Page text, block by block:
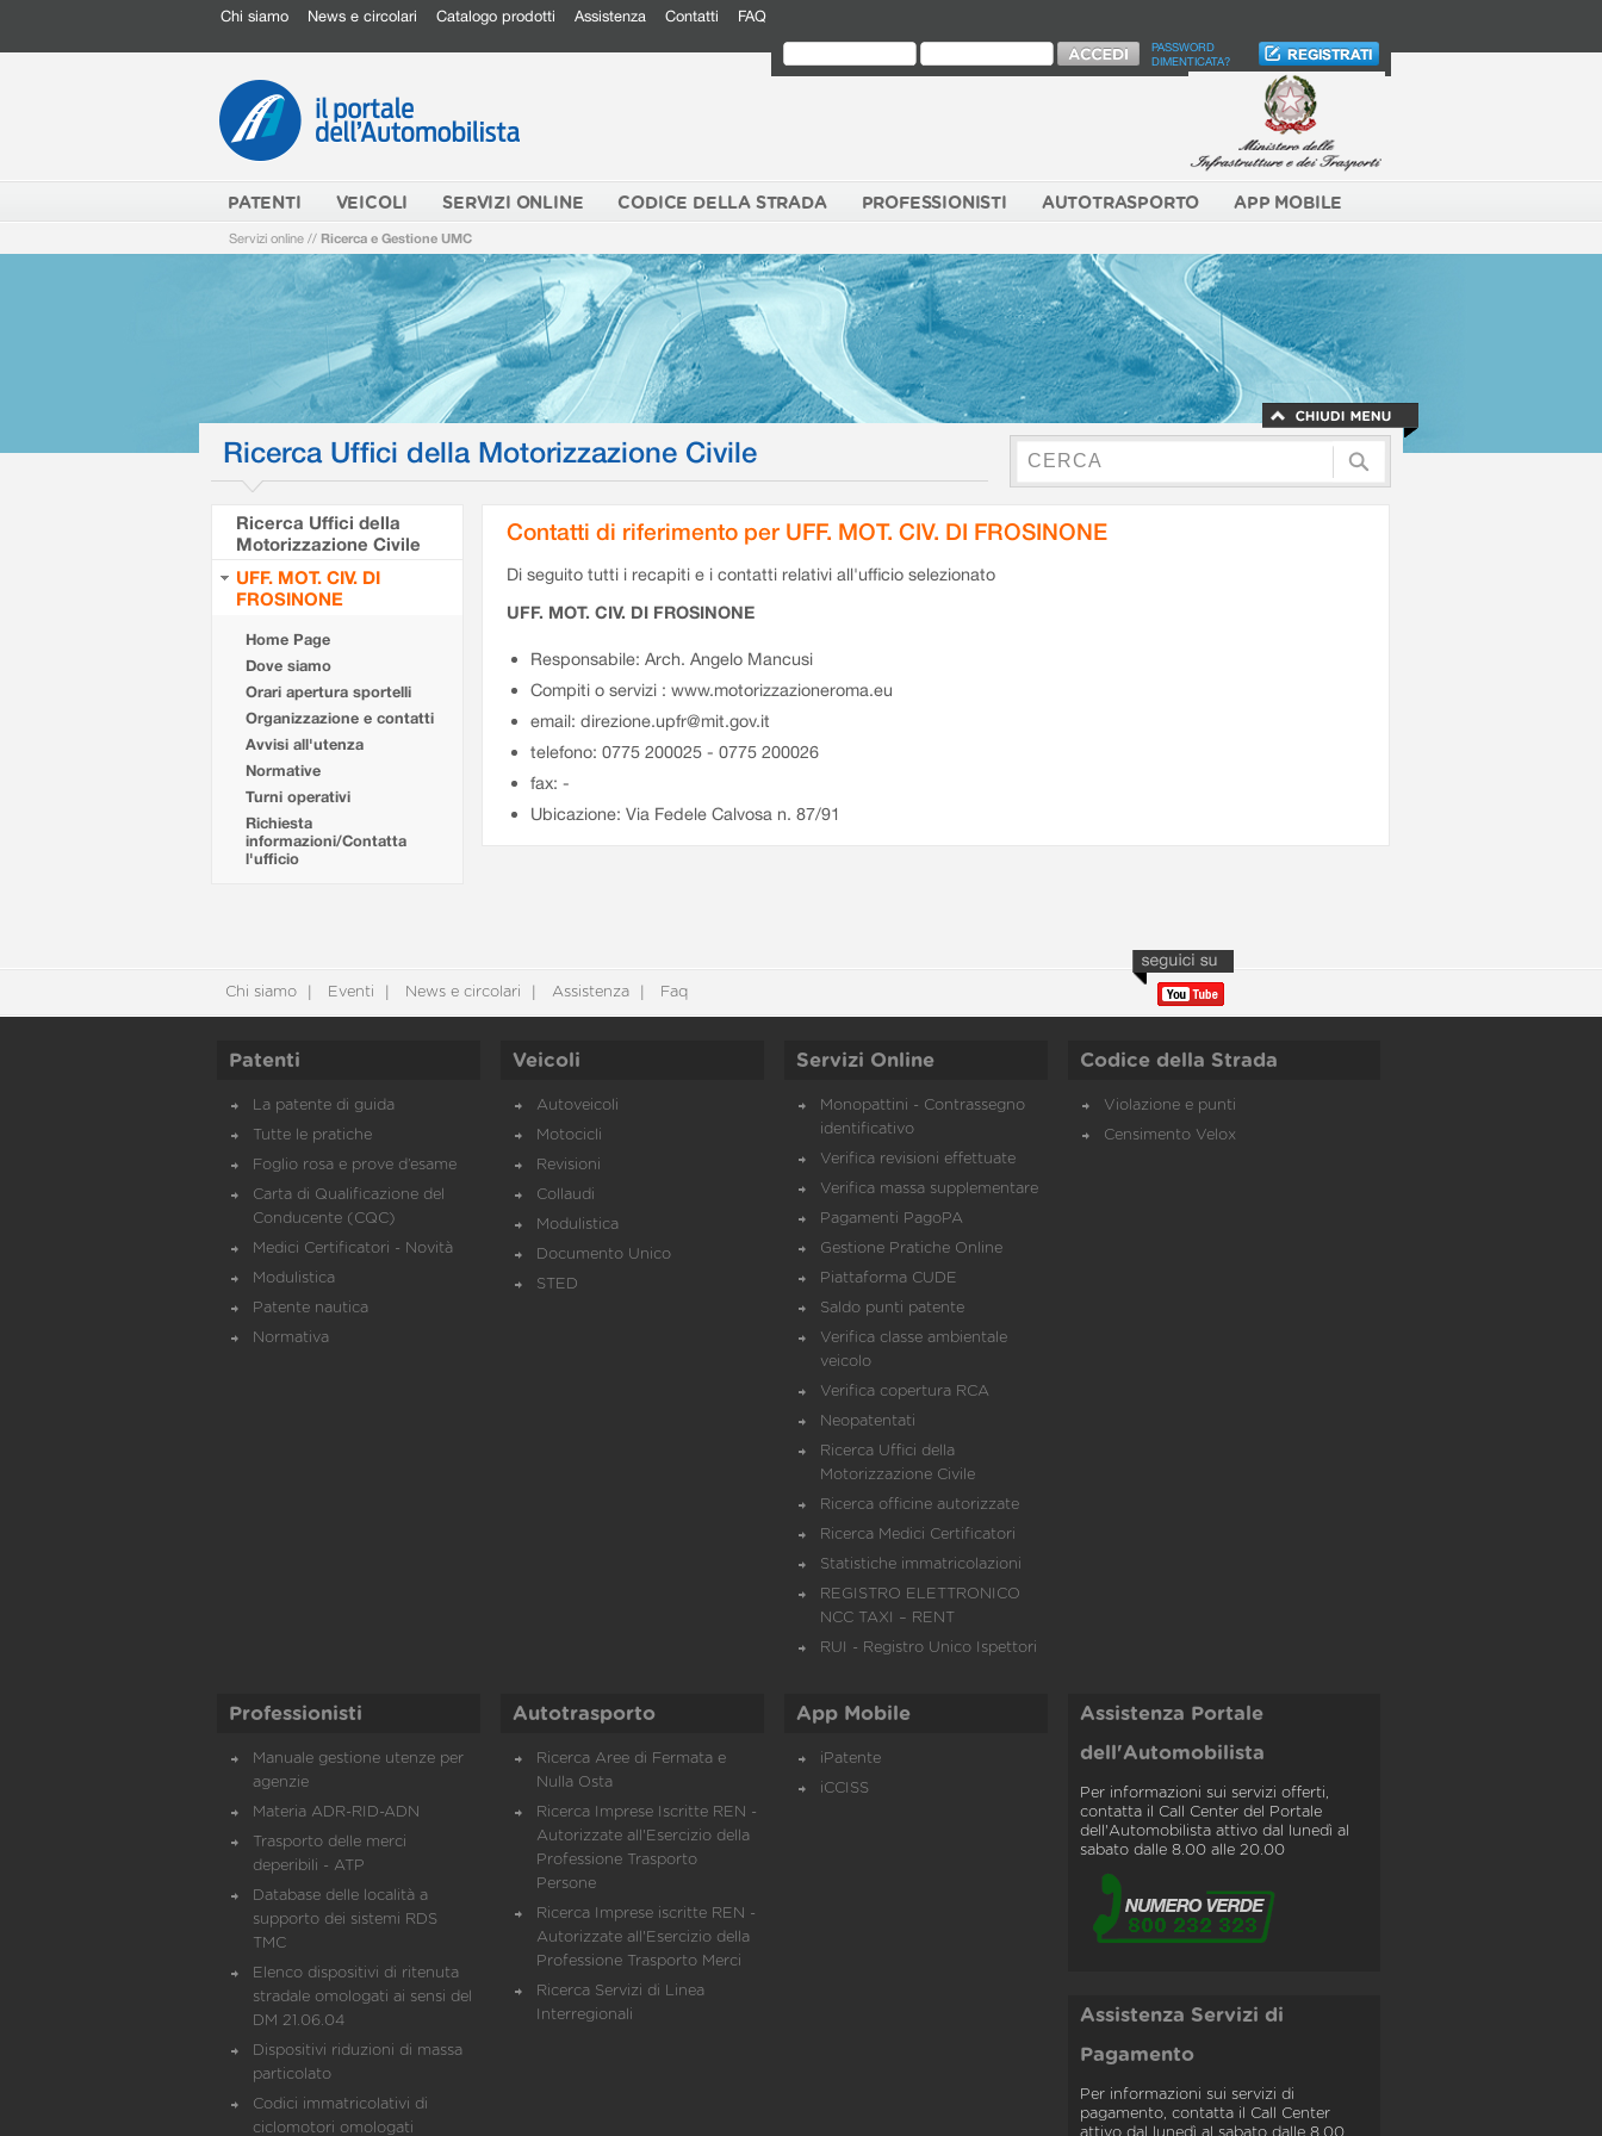
Chi siamo News e circolari Catalogo prodotti Assistenza Contatti FAQ
PASSWORD
DIMENTICATA?
PATENTI VEICOLI SERVIZI ONLINE CODICE DELLA STRADA PROFESSIONISTI AUTOTRASPORTO APP MOBILE
Servizi online // Ricerca e Gestione UMC
Ricerca Uffici della Motorizzazione Civile
Ricerca Uffici della
Motorizzazione Civile
UFF. MOT. CIV. DI
FROSINONE
Home Page
Dove siamo
Orari apertura sportelli
Organizzazione e contatti
Avvisi all'utenza
Normative
Turni operativi
Richiesta
informazioni/Contatta
l'ufficio
Contatti di riferimento per UFF. MOT. CIV. DI FROSINONE
Di seguito tutti i recapiti e i contatti relativi all'ufficio selezionato
UFF. MOT. CIV. DI FROSINONE
Responsabile: Arch. Angelo Mancusi
Compiti o servizi : www.motorizzazioneroma.eu
email: direzione.upfr@mit.gov.it
telefono: 0775 200025 - 0775 200026
fax: -
Ubicazione: Via Fedele Calvosa n. 87/91
Chi siamo Eventi News e circolari Assistenza Faq
Patenti
La patente di guida
Tutte le pratiche
Foglio rosa e prove d’esame
Carta di Qualificazione del
Conducente (CQC)
Medici Certificatori - Novità
Modulistica
Patente nautica
Normativa
Veicoli
Autoveicoli
Motocicli
Revisioni
Collaudi
Modulistica
Documento Unico
STED
Servizi Online
Monopattini - Contrassegno
identificativo
Verifica revisioni effettuate
Verifica massa supplementare
Pagamenti PagoPA
Gestione Pratiche Online
Piattaforma CUDE
Saldo punti patente
Verifica classe ambientale
veicolo
Verifica copertura RCA
Neopatentati
Ricerca Uffici della
Motorizzazione Civile
Ricerca officine autorizzate
Ricerca Medici Certificatori
Statistiche immatricolazioni
REGISTRO ELETTRONICO
NCC TAXI – RENT
RUI - Registro Unico Ispettori
Codice della Strada
Violazione e punti
Censimento Velox
Professionisti
Manuale gestione utenze per
agenzie
Materia ADR-RID-ADN
Trasporto delle merci
deperibili - ATP
Database delle località a
supporto dei sistemi RDS
TMC
Elenco dispositivi di ritenuta
stradale omologati ai sensi del
DM 21.06.04
Dispositivi riduzioni di massa
particolato
Codici immatricolativi di
ciclomotori omologati
Autotrasporto
Ricerca Aree di Fermata e
Nulla Osta
Ricerca Imprese Iscritte REN -
Autorizzate all'Esercizio della
Professione Trasporto
Persone
Ricerca Imprese iscritte REN -
Autorizzate all'Esercizio della
Professione Trasporto Merci
Ricerca Servizi di Linea
Interregionali
App Mobile
iPatente
iCCISS
Assistenza Portale
dell'Automobilista
Per informazioni sui servizi offerti,
contatta il Call Center del Portale
dell'Automobilista attivo dal lunedì al
sabato dalle 8.00 alle 20.00
Assistenza Servizi di
Pagamento
Per informazioni sui servizi di
pagamento, contatta il Call Center